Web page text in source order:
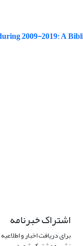
2009-2019: A
اشتراک خبرنامه
برای دریافت اخبار و